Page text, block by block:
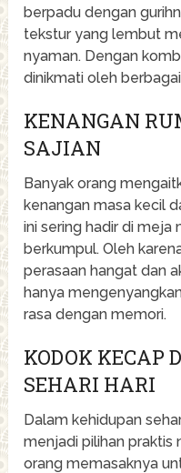
berpadu dengan
tekstur yang lembut
nyaman. Dengan
dinikmati oleh
KENANGAN
SAJIAN
Banyak orang
kenangan masa kecil
ini sering hadir di meja
berkumpul. Oleh
perasaan hangat dan
hanya
rasa dengan memori.
KODOK KECAP
SEHARI HARI
Dalam kehidupan
menjadi pilihan praktis
orang memasaknya